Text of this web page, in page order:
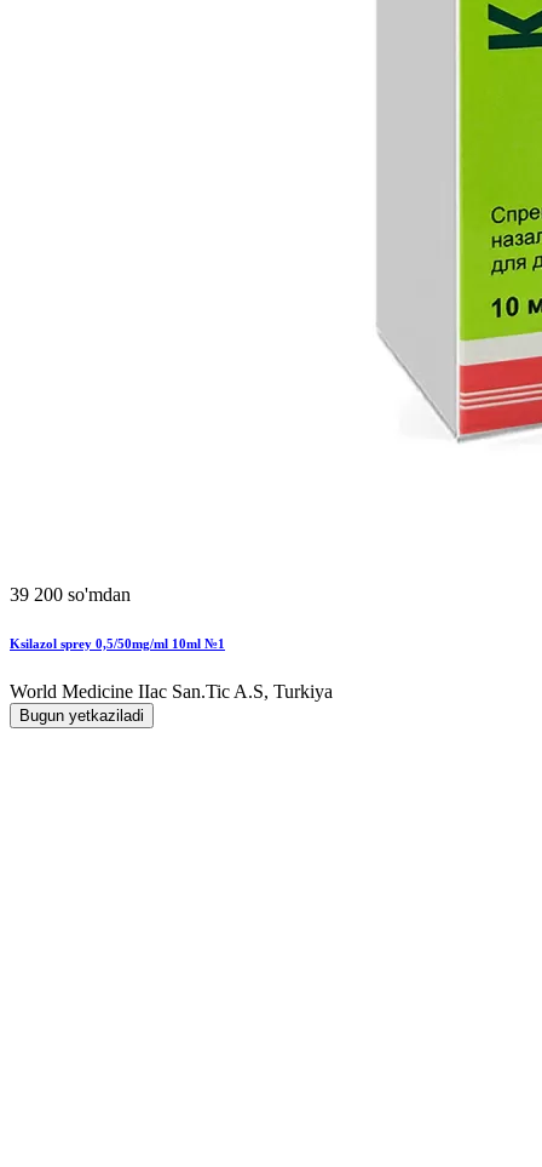
39 200 so'mdan
Ksilazol sprey 0,5/50mg/ml 10ml №1
World Мedicine IIac San.Tic A.S, Turkiya
Bugun yetkaziladi